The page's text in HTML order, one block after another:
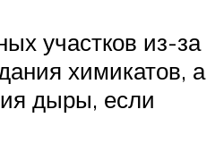
участков из-за
химикатов, а
дыры, если